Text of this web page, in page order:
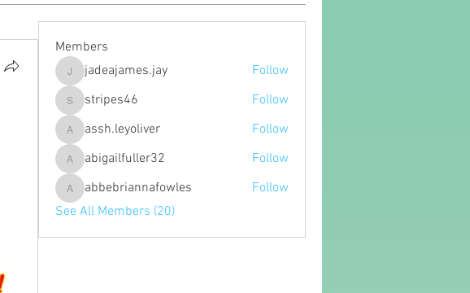
Members
jadeajames.jay
jadeajames.jay Follow
stripes46
stripes46 Follow
assh.leyoliver
assh.leyoliver Follow
abigailfuller32
abigailfuller32 Follow
abbebriannafowles
abbebriannafowles
Follow
See All Members (20)